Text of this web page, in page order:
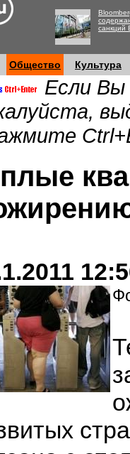
санкций
Общество Культура
Если Вы